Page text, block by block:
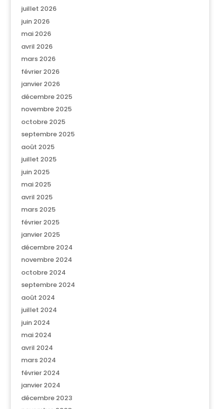
juillet 2026
juin 2026
mai 2026
avril 2026
mars 2026
février 2026
janvier 2026
décembre 2025
novembre 2025
octobre 2025
septembre 2025
août 2025
juillet 2025
juin 2025
mai 2025
avril 2025
mars 2025
février 2025
janvier 2025
décembre 2024
novembre 2024
octobre 2024
septembre 2024
août 2024
juillet 2024
juin 2024
mai 2024
avril 2024
mars 2024
février 2024
janvier 2024
décembre 2023